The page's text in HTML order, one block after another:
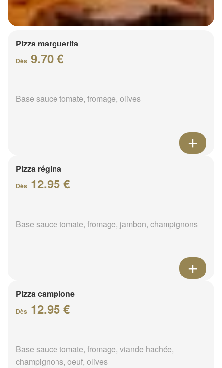
Pizza marguerita
Dès 9.70 €
Base sauce tomate, fromage, olives
Pizza régina
Dès 12.95 €
Base sauce tomate, fromage, jambon, champignons
Pizza campione
Dès 12.95 €
Base sauce tomate, fromage, viande hachée,
champignons, oeuf, olives